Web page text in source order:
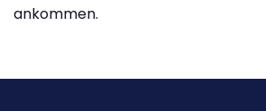
ankommen.